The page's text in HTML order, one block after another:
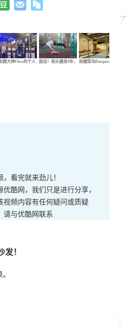
健大神Fibo的个人…励志！街头健身3年，…街健菜鸟Benjamin的…
看完就来劲儿！
酷网，我们只是进行分享，
视频内容有任何疑问或质疑
请与优酷网联系
！
。